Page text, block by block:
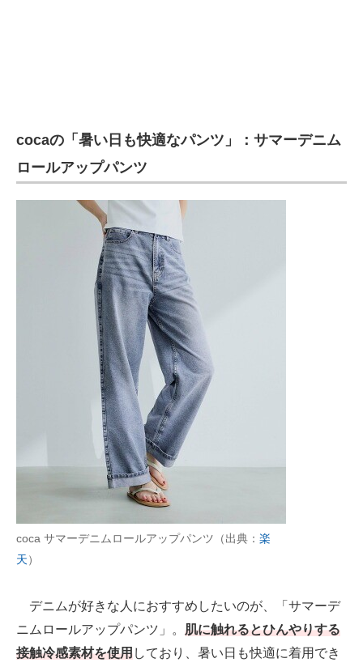
cocaの「暑い日も快適なパンツ」：サマーデニム
ロールアップパンツ
coca サマーデニムロールアップパンツ（出典： 楽
天）
デニムが好きな人におすすめしたいのが、「サマーデ
ニムロールアップパンツ」。 肌に触れるとひんやりする
接触冷感素材を使用しており、暑い日も快適に着用でき